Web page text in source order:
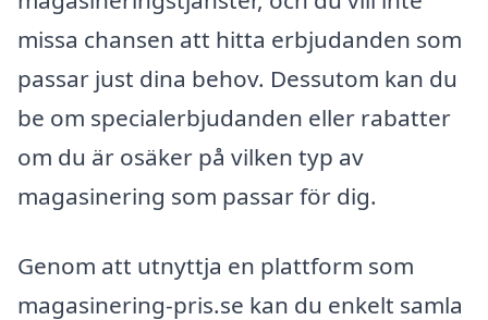
missa chansen att hitta erbjudanden som
passar just dina behov. Dessutom kan du
be om specialerbjudanden eller rabatter
om du är osäker på vilken typ av
magasinering som passar för dig.
Genom att utnyttja en plattform som
magasinering-pris.se kan du enkelt samla